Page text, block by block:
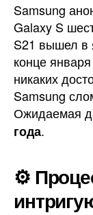
Samsung
Galaxy S
S21 вышел в
конце
никаких
Samsung
Ожидаемая
года.
⚙️